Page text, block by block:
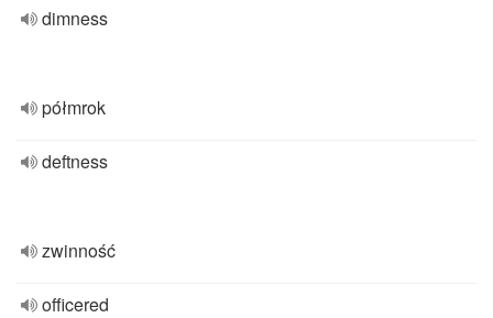
dimness
półmrok
deftness
zwinność
officered